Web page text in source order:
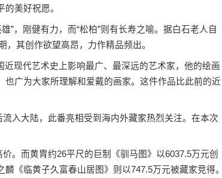
美好祝愿。
，刚健有力，而“松柏”则有长寿之喻。据白石老人自
其创作欲望高昂，力作精品频出。
现代艺术史上影响最广、最深远的艺术家，他的绘画
广为大家所理解和爱戴的画家。这件作品比此前的近
入大陆，此番亮相受到海内外藏家热烈关注。在本次
而黄胄约26平尺的巨制《驯马图》以6037.5万元创
临黄子久富春山居图》则以747.5万元被藏家竞得。